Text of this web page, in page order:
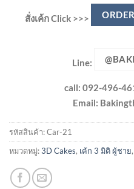
สั่งเค้ก Click >>>
Line:
call: 092-496-
Email:
รหัสสินค้า:Car-21
หมวดหมู่:3D Cakes, เค้ก 3 มิติ ผู้ชาย,